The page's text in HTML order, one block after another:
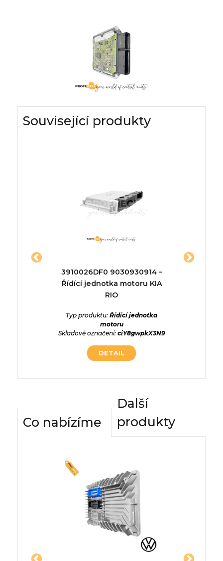
Související produkty
3910026DF0 9030930914 –
Řídící jednotka motoru KIA
RIO
Typ produktu: Řídící jednotka
motoru
Skladové označení: ciY8gwpkX3N9
DETAIL
Co nabízíme
Další
produkty